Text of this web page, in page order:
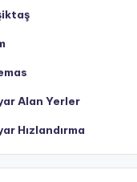
Alan Yerler
Hızlandırma